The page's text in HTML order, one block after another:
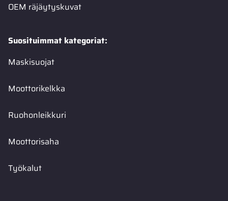
OEM räjäytyskuvat
Suosituimmat kategoriat:
Maskisuojat
Moottorikelkka
Ruohonleikkuri
Moottorisaha
Työkalut